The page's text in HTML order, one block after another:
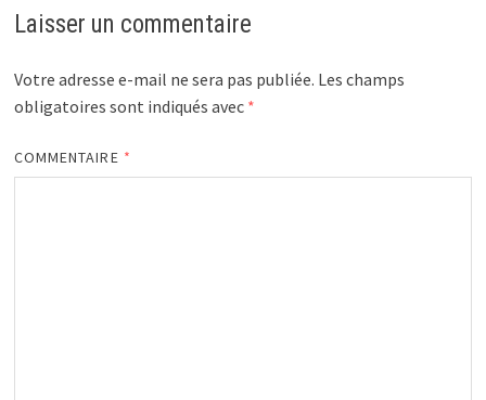
Laisser un commentaire
Votre adresse e-mail ne sera pas publiée. Les champs
obligatoires sont indiqués avec *
COMMENTAIRE *